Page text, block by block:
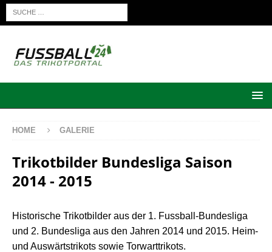
HOME GALERIE
Trikotbilder Bundesliga Saison
2014 - 2015
Historische Trikotbilder aus der 1. Fussball-Bundesliga
und 2. Bundesliga aus den Jahren 2014 und 2015. Heim-
und Auswärtstrikots sowie Torwarttrikots.